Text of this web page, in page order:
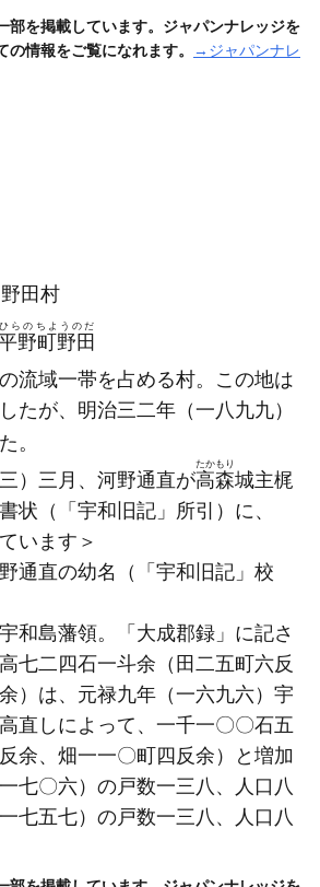
部を掲載しています。ジャパンナレッジを
情報をご覧になれます。
→ジャパンナレ
野田村
野町野田
ひらのちようのだ
流域一帯を占める村。この地は
たが、明治三二年 （一八九九）
。
） 三月、河野通直が高森
たかもり
城主梶
状 （「宇和旧記」所引） に、
います＞
通直の幼名
（「宇和旧記」校
和島藩領。「大成郡録」に記さ
七二四石一斗余 （田二五町六反
） は、元禄九年 （一六九六） 宇
直しによって、一千一〇〇石五
余、畑一一〇町四反余）
と増加
一七〇六） の戸数一三八、人口八
一七五七） の戸数一三八、人口八